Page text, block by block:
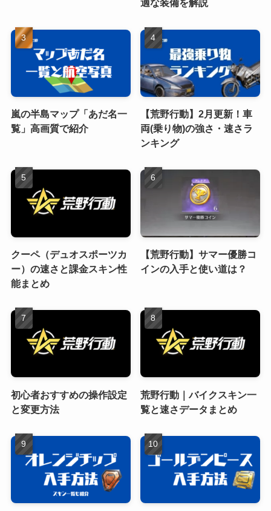
適な装備を解説
嵐の半島マップ「あだ名一
覧」高画質で紹介
【荒野行動】2月更新！車
両(乗り物)の強さ・速さラ
ンキング
クーペ（デュオスポーツカ
ー）の速さと課金スキン性
能まとめ
【荒野行動】サマー優勝コ
インの入手と使い道は？
初心者おすすめの操作設定
と変更方法
荒野行動｜バイクスキン一
覧と速さデータまとめ